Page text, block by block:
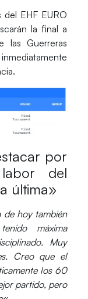
del EHF EURO
la final a
lasGuerreras
.
por
del
última»
de hoy también
máxima
Muy
Creo que el
los 60
partido, pero